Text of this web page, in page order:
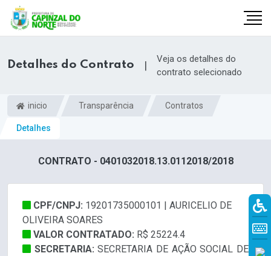
Detalhes do Contrato |
Veja os detalhes do
contrato selecionado
inicio Transparência Contratos
Detalhes
CONTRATO - 0401032018.13.0112018/2018
CPF/CNPJ: 19201735000101 | AURICELIO DE
OLIVEIRA SOARES
VALOR CONTRATADO: R$ 25224.4
SECRETARIA:SECRETARIA DE AÇÃO SOCIAL DE